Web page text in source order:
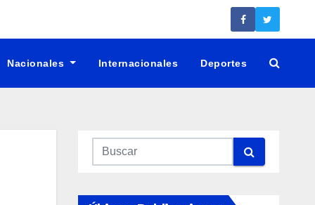
Nacionales Internacionales Deportes